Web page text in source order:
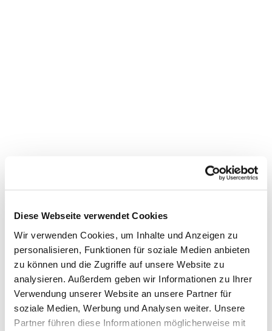
Diese Webseite verwendet Cookies
Wir verwenden Cookies, um Inhalte und Anzeigen zu
personalisieren, Funktionen für soziale Medien anbieten
zu können und die Zugriffe auf unsere Website zu
analysieren. Außerdem geben wir Informationen zu Ihrer
Verwendung unserer Website an unsere Partner für
soziale Medien, Werbung und Analysen weiter. Unsere
Partner führen diese Informationen möglicherweise mit
Dies könnte Sie auch
interessieren